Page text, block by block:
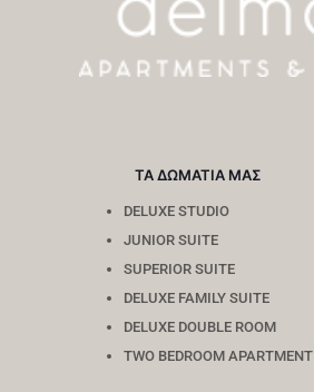
ΤΑ ΔΩΜΑΤΙΑ ΜΑΣ
DELUXE STUDIO
JUNIOR SUITE
SUPERIOR SUITE
DELUXE FAMILY SUITE
DELUXE DOUBLE ROOM
TWO BEDROOM APARTMENT